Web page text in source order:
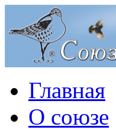
Главная
О союзе